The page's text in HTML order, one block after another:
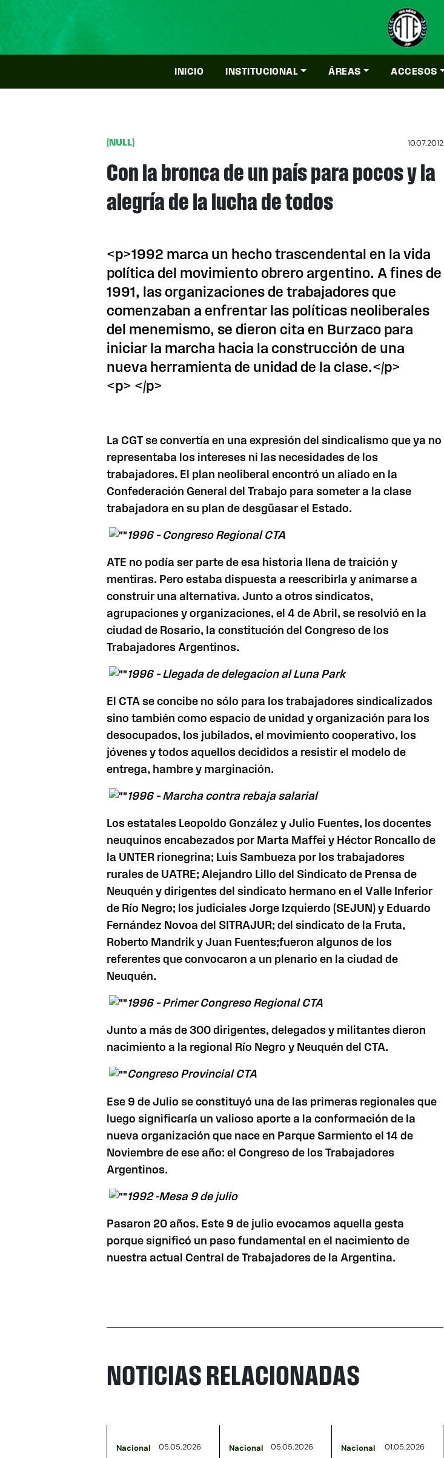
INICIO INSTITUCIONAL ÁREAS ACCESOS
(NULL) 10.07.2012
Con la bronca de un país para pocos y la
alegría de la lucha de todos
<p>1992 marca un hecho trascendental en la vida
política del movimiento obrero argentino. A fines de
1991, las organizaciones de trabajadores que
comenzaban a enfrentar las políticas neoliberales
del menemismo, se dieron cita en Burzaco para
iniciar la marcha hacia la construcción de una
nueva herramienta de unidad de la clase.</p>
<p> </p>
La CGT se convertía en una expresión del sindicalismo que ya no
representaba los intereses ni las necesidades de los
trabajadores. El plan neoliberal encontró un aliado en la
Confederación General del Trabajo para someter a la clase
trabajadora en su plan de desgüasar el Estado.
1996 – Congreso Regional CTA
ATE no podía ser parte de esa historia llena de traición y
mentiras. Pero estaba dispuesta a reescribirla y animarse a
construir una alternativa. Junto a otros sindicatos,
agrupaciones y organizaciones, el 4 de Abril, se resolvió en la
ciudad de Rosario, la constitución del Congreso de los
Trabajadores Argentinos.
1996 – Llegada de delegacion al Luna Park
El CTA se concibe no sólo para los trabajadores sindicalizados
sino también como espacio de unidad y organización para los
desocupados, los jubilados, el movimiento cooperativo, los
jóvenes y todos aquellos decididos a resistir el modelo de
entrega, hambre y marginación.
1996 – Marcha contra rebaja salarial
Los estatales Leopoldo González y Julio Fuentes, los docentes
neuquinos encabezados por Marta Maffei y Héctor Roncallo de
la UNTER rionegrina; Luis Sambueza por los trabajadores
rurales de UATRE; Alejandro Lillo del Sindicato de Prensa de
Neuquén y dirigentes del sindicato hermano en el Valle Inferior
de Río Negro; los judiciales Jorge Izquierdo (SEJUN) y Eduardo
Fernández Novoa del SITRAJUR; del sindicato de la Fruta,
Roberto Mandrik y Juan Fuentes;fueron algunos de los
referentes que convocaron a un plenario en la ciudad de
Neuquén.
1996 – Primer Congreso Regional CTA
Junto a más de 300 dirigentes, delegados y militantes dieron
nacimiento a la regional Río Negro y Neuquén del CTA.
Congreso Provincial CTA
Ese 9 de Julio se constituyó una de las primeras regionales que
luego significaría un valioso aporte a la conformación de la
nueva organización que nace en Parque Sarmiento el 14 de
Noviembre de ese año: el Congreso de los Trabajadores
Argentinos.
1992 -Mesa 9 de julio
Pasaron 20 años. Este 9 de julio evocamos aquella gesta
porque significó un paso fundamental en el nacimiento de
nuestra actual Central de Trabajadores de la Argentina.
NOTICIAS RELACIONADAS
Nacional 05.05.2026 Nacional 05.05.2026 Nacional 01.05.2026